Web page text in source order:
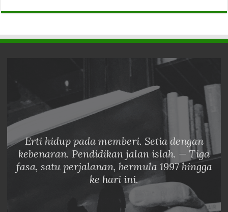
Erti hidup pada memberi. Setia dengan
kebenaran. Pendidikan jalan islah. — Tiga
fasa, satu perjalanan, bermula 1997 hingga
ke hari ini.